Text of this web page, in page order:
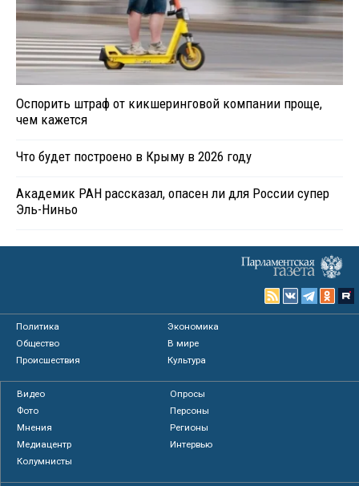
Оспорить штраф от кикшеринговой компании проще,
чем кажется
Что будет построено в Крыму в 2026 году
Академик РАН рассказал, опасен ли для России супер
Эль-Ниньо
Политика
Экономика
Общество
В мире
Происшествия
Культура
Видео
Опросы
Фото
Персоны
Мнения
Регионы
Медиацентр
Интервью
Колумнисты